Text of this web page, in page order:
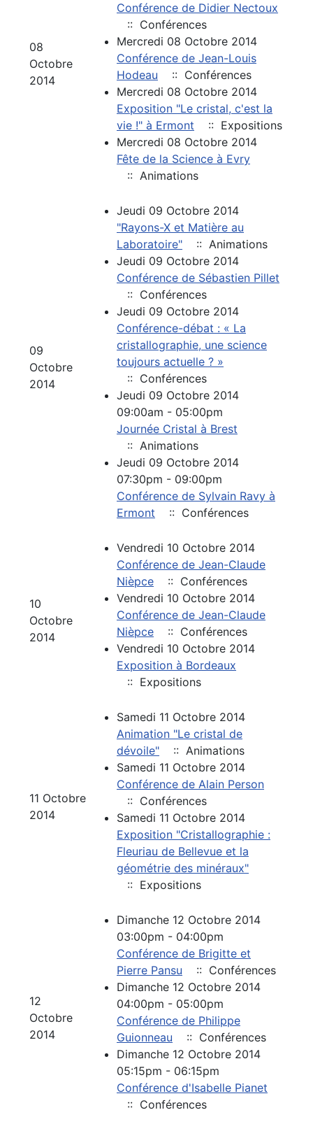
08
Octobre
2014
Conférence de Didier Nectoux
:: Conférences
Mercredi 08 Octobre 2014
Conférence de Jean-Louis
Hodeau
:: Conférences
Mercredi 08 Octobre 2014
Exposition "Le cristal, c'est la
vie !" à Ermont
:: Expositions
Mercredi 08 Octobre 2014
Fête de la Science à Evry
:: Animations
09
Octobre
2014
Jeudi 09 Octobre 2014
"Rayons-X et Matière au
Laboratoire"
:: Animations
Jeudi 09 Octobre 2014
Conférence de Sébastien Pillet
:: Conférences
Jeudi 09 Octobre 2014
Conférence-débat : « La
cristallographie, une science
toujours actuelle ? »
:: Conférences
Jeudi 09 Octobre 2014
09:00am - 05:00pm
Journée Cristal à Brest
:: Animations
Jeudi 09 Octobre 2014
07:30pm - 09:00pm
Conférence de Sylvain Ravy à
Ermont
:: Conférences
10
Octobre
2014
Vendredi 10 Octobre 2014
Conférence de Jean-Claude
Nièpce
:: Conférences
Vendredi 10 Octobre 2014
Conférence de Jean-Claude
Nièpce
:: Conférences
Vendredi 10 Octobre 2014
Exposition à Bordeaux
:: Expositions
11 Octobre
2014
Samedi 11 Octobre 2014
Animation "Le cristal de
dévoile"
:: Animations
Samedi 11 Octobre 2014
Conférence de Alain Person
:: Conférences
Samedi 11 Octobre 2014
Exposition "Cristallographie :
Fleuriau de Bellevue et la
géométrie des minéraux"
:: Expositions
12
Octobre
2014
Dimanche 12 Octobre 2014
03:00pm - 04:00pm
Conférence de Brigitte et
Pierre Pansu
:: Conférences
Dimanche 12 Octobre 2014
04:00pm - 05:00pm
Conférence de Philippe
Guionneau
:: Conférences
Dimanche 12 Octobre 2014
05:15pm - 06:15pm
Conférence d'Isabelle Pianet
:: Conférences